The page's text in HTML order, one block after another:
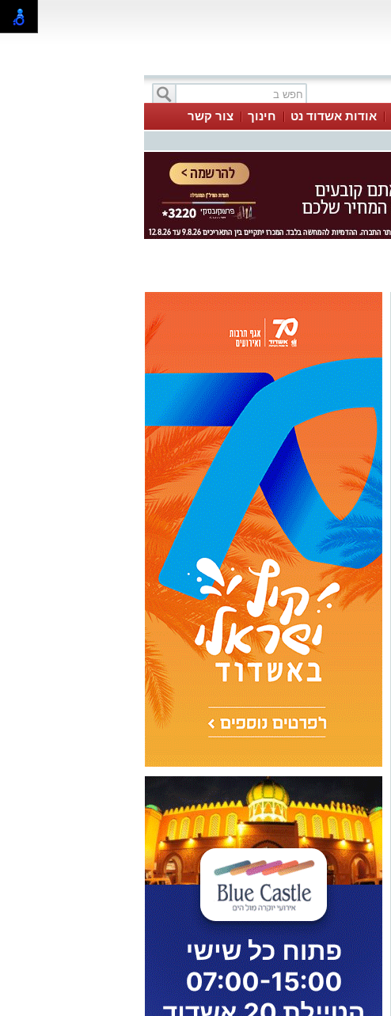
אודות אשדוד נט חינוך צור קשר